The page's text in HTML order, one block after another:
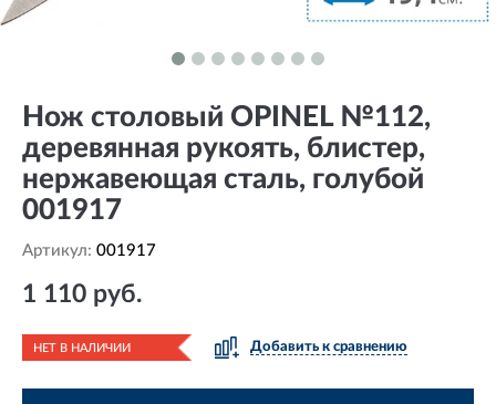
Нож столовый OPINEL №112,
деревянная рукоять, блистер,
нержавеющая сталь, голубой
001917
Артикул: 001917
1 110 руб.
НЕТ В НАЛИЧИИ Добавить к сравнению